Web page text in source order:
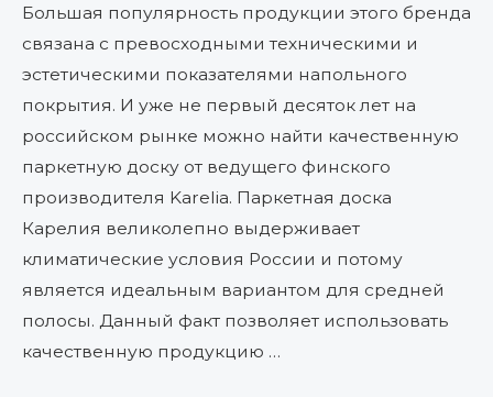
Большая популярность продукции этого бренда
связана с превосходными техническими и
эстетическими показателями напольного
покрытия. И уже не первый десяток лет на
российском рынке можно найти качественную
паркетную доску от ведущего финского
производителя Karelia. Паркетная доска
Карелия великолепно выдерживает
климатические условия России и потому
является идеальным вариантом для средней
полосы. Данный факт позволяет использовать
качественную продукцию …